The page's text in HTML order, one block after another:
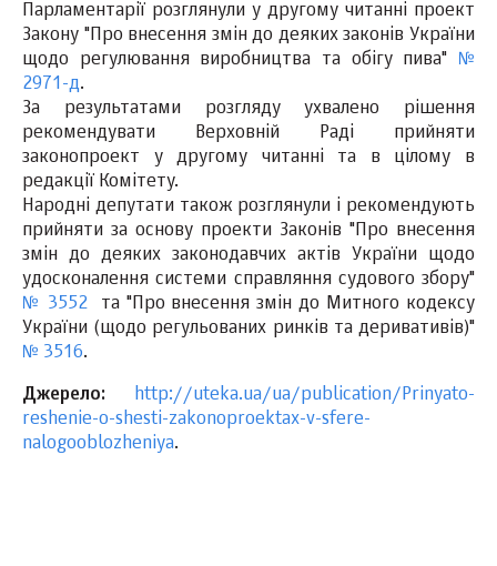
Парламентарії розглянули у другому читанні проект
Закону "Про внесення змін до деяких законів України
щодо регулювання виробництва та обігу пива"
№
2971-д.
За результатами розгляду ухвалено рішення
рекомендувати Верховній Раді прийняти
законопроект у другому читанні та в цілому в
редакції Комітету.
Народні депутати також розглянули і рекомендують
прийняти за основу проекти Законів "Про внесення
змін до деяких законодавчих актів України щодо
удосконалення системи справляння судового збору"
№ 3552та "Про внесення змін до Митного кодексу
України (щодо регульованих ринків та деривативів)"
№ 3516.
Джерело:
http://uteka.ua/ua/publication/Prinyato-
reshenie-o-shesti-zakonoproektax-v-sfere-
nalogooblozheniya.